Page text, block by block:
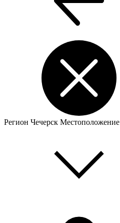
Регион Чечерск Местоположение